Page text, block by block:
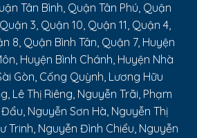
Tân Bình, Quận Tân Phú, Quận
3, Quận 10, Quận 11, Quận 4,
8, Quận Bình Tân, Quận 7, Huyện
Huyện Bình Chánh, Huyện Nhà
Gòn, Cống Quỳnh, Lương Hữu
Lê Thị Riêng, Nguyễn Trãi, Phạm
Nguyễn Sơn Hà, Nguyễn Thị
Trinh, Nguyễn Đình Chiểu, Nguyễn